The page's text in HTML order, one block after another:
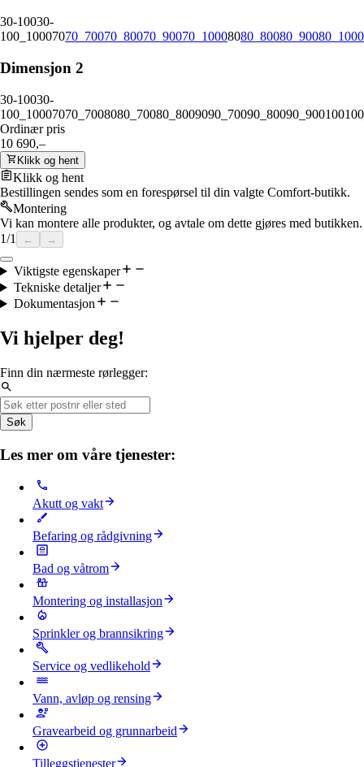
30-10030-
100_10007070_70070_80070_90070_10008080_80080_90080_1000
Dimensjon 2
30-10030-
100_10007070_7008080_70080_8009090_70090_80090_900100
Ordinær pris
10 690,–
Klikk og hent
Klikk og hent
Bestillingen sendes som en forespørsel til din valgte Comfort-butikk.
Montering
Vi kan montere alle produkter, og avtale om dette gjøres med butikken.
1/1 ← →
Viktigste egenskaper
Tekniske detaljer
Dokumentasjon
Vi hjelper deg!
Finn din nærmeste rørlegger:
Søk
Les mer om våre tjenester:
Akutt og vakt
Befaring og rådgivning
Bad og våtrom
Montering og installasjon
Sprinkler og brannsikring
Service og vedlikehold
Vann, avløp og rensing
Gravearbeid og grunnarbeid
Tilleggstjenester